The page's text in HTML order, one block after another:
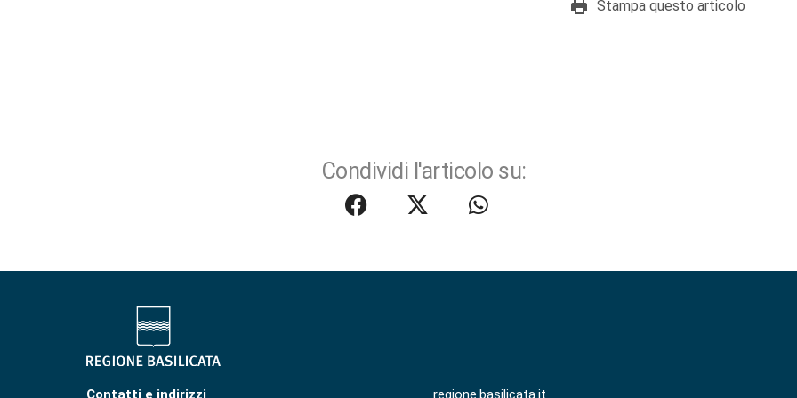
Stampa questo articolo
Condividi l'articolo su:
Contatti e indirizzi regione.basilicata.it